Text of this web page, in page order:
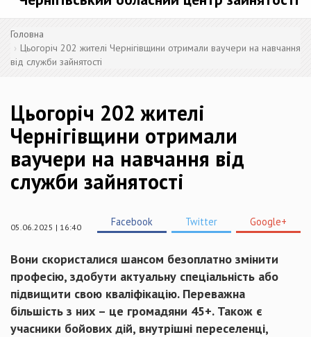
Головна
Цьогоріч 202 жителі Чернігівщини отримали ваучери на навчання
від служби зайнятості
Цьогоріч 202 жителі
Чернігівщини отримали
ваучери на навчання від
служби зайнятості
05.06.2025 | 16:40 Facebook Twitter Google+
Вони скористалися шансом безоплатно змінити
професію, здобути актуальну спеціальність або
підвищити свою кваліфікацію.Переважна
більшість з них – це громадяни 45+. Також є
учасники бойових дій, внутрішні переселенці,